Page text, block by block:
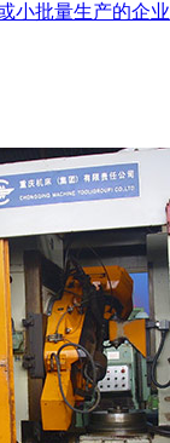
小批量生产的企业